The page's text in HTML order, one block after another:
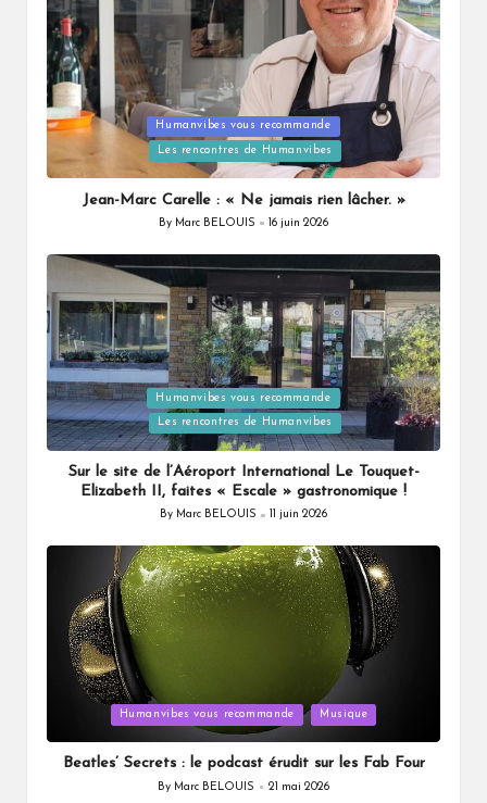
Posted
Humanvibes vous recommande
Les rencontres de Humanvibes
Jean-Marc Carelle : « Ne jamais rien lâcher. »
Posted
By Marc BELOUIS 16 juin 2026
Posted
in
Humanvibes vous recommande
Les rencontres de Humanvibes
Sur le site de l’Aéroport International Le Touquet-
Elizabeth II, faites « Escale » gastronomique !
Posted
By Marc BELOUIS 11 juin 2026
Humanvibes vous recommande Musique
Beatles’ Secrets : le podcast érudit sur les Fab Four
Posted
By Marc BELOUIS 21 mai 2026